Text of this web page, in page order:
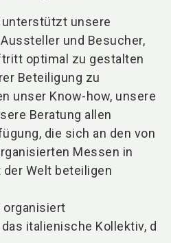
unsere
und Besucher,
optimal zu gestalten
Beteiligung zu
unser Know-how, unsere
Beratung allen
die sich an den von
Messen in
Welt beteiligen
organisiert
italienische Kollektiv, d